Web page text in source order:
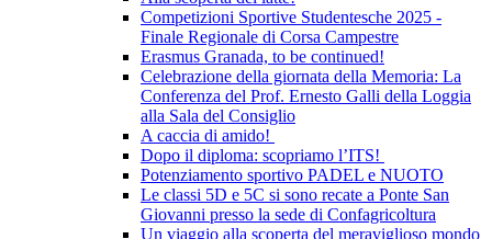
Competizioni Sportive Studentesche 2025 -
Finale Regionale di Corsa Campestre
Erasmus Granada, to be continued!
Celebrazione della giornata della Memoria: La
Conferenza del Prof. Ernesto Galli della Loggia
alla Sala del Consiglio
A caccia di amido!
Dopo il diploma: scopriamo l’ITS!
Potenziamento sportivo PADEL e NUOTO
Le classi 5D e 5C si sono recate a Ponte San
Giovanni presso la sede di Confagricoltura
Un viaggio alla scoperta del meraviglioso mondo